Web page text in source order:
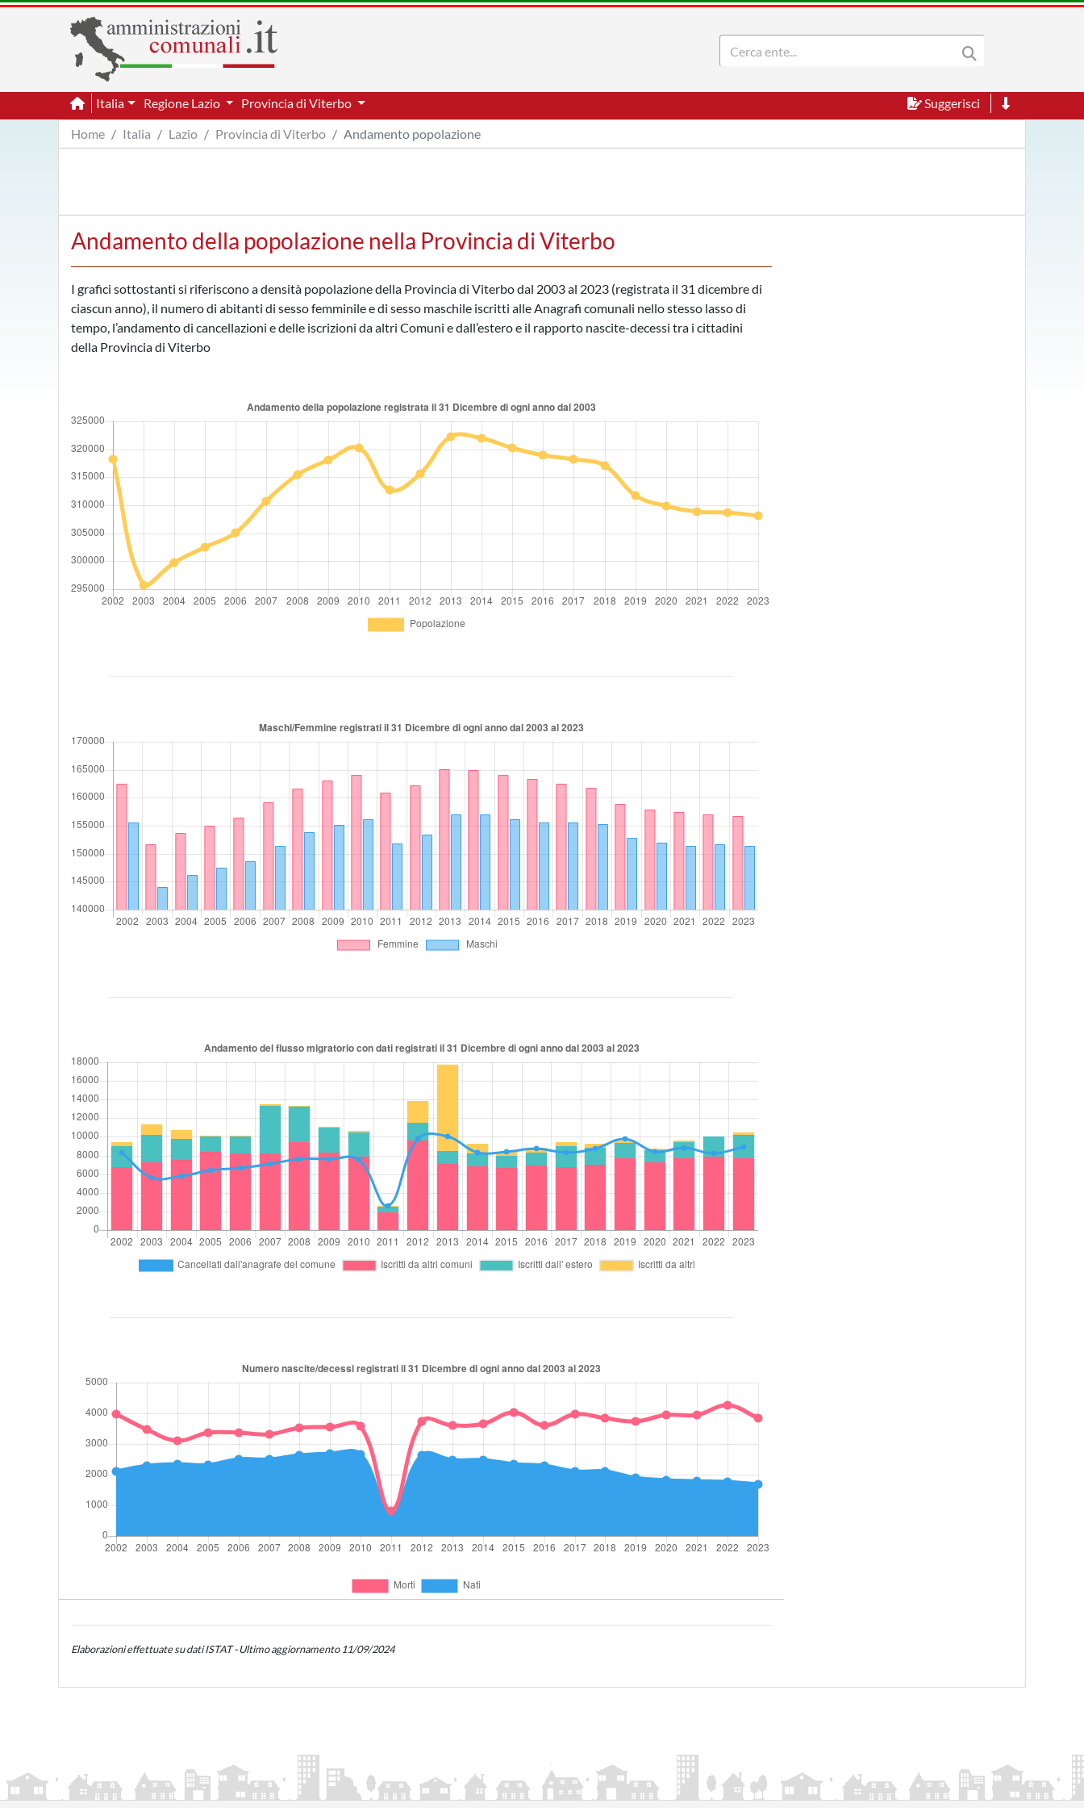
Italia Regione Lazio Provincia di Viterbo
Suggerisci
Home
Italia Lazio Provincia di Viterbo Andamento popolazione
Andamento della popolazione nella Provincia di Viterbo
I grafici sottostanti si riferiscono a densità popolazione della Provincia di Viterbo dal 2003 al 2023 (registrata il 31 dicembre di
ciascun anno), il numero di abitanti di sesso femminile e di sesso maschile iscritti alle Anagrafi comunali nello stesso lasso di
tempo, l’andamento di cancellazioni e delle iscrizioni da altri Comuni e dall’estero e il rapporto nascite-decessi tra i cittadini
della Provincia di Viterbo
Elaborazioni effettuate su dati ISTAT - Ultimo aggiornamento 11/09/2024